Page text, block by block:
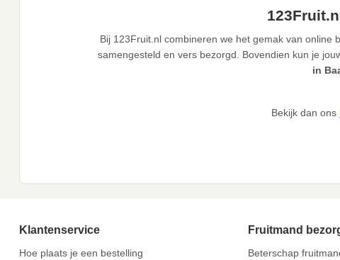
Bij 123Fruit.nl combineren we het gemak van
samengesteld en vers bezorgd. Bovendien kun je
in
Bekijk dan ons
Klantenservice
Hoe plaats je een bestelling
Fruitmand
Beterschap